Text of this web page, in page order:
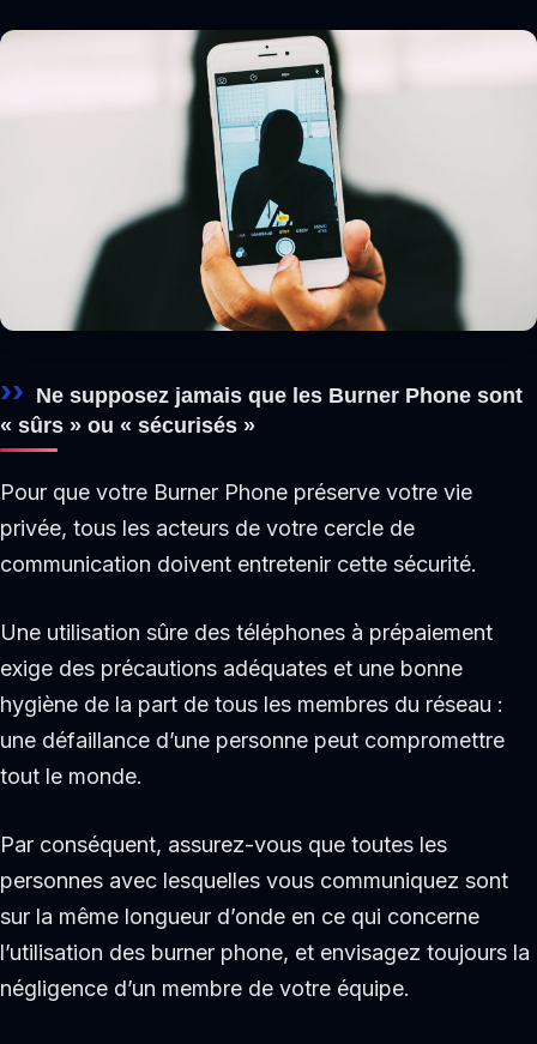
Ne supposez jamais que les Burner Phone sont
« sûrs » ou « sécurisés »
Pour que votre Burner Phone préserve votre vie
privée, tous les acteurs de votre cercle de
communication doivent entretenir cette sécurité.
Une utilisation sûre des téléphones à prépaiement
exige des précautions adéquates et une bonne
hygiène de la part de tous les membres du réseau :
une défaillance d’une personne peut compromettre
tout le monde.
Par conséquent, assurez-vous que toutes les
personnes avec lesquelles vous communiquez sont
sur la même longueur d’onde en ce qui concerne
l’utilisation des burner phone, et envisagez toujours la
négligence d’un membre de votre équipe.